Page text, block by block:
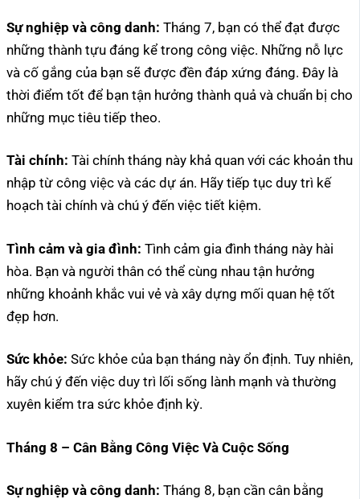
Sự nghiệp và công danh: Tháng 7, bạn có thể đạt được
những thành tựu đáng kể trong công việc. Những nỗ lực
và cố gắng của bạn sẽ được đền đáp xứng đáng. Đây là
thời điểm tốt để bạn tận hưởng thành quả và chuẩn bị cho
những mục tiêu tiếp theo.
Tài chính: Tài chính tháng này khả quan với các khoản thu
nhập từ công việc và các dự án. Hãy tiếp tục duy trì kế
hoạch tài chính và chú ý đến việc tiết kiệm.
Tình cảm và gia đình: Tình cảm gia đình tháng này hài
hòa. Bạn và người thân có thể cùng nhau tận hưởng
những khoảnh khắc vui vẻ và xây dựng mối quan hệ tốt
đẹp hơn.
Sức khỏe: Sức khỏe của bạn tháng này ổn định. Tuy nhiên,
hãy chú ý đến việc duy trì lối sống lành mạnh và thường
xuyên kiểm tra sức khỏe định kỳ.
Tháng 8 – Cân Bằng Công Việc Và Cuộc Sống
Sự nghiệp và công danh: Tháng 8, bạn cần cân bằng